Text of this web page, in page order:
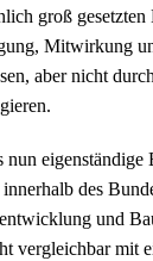
groß gesetzten
Mitwirkung
aber nicht
nun
des
und
vergleichbar